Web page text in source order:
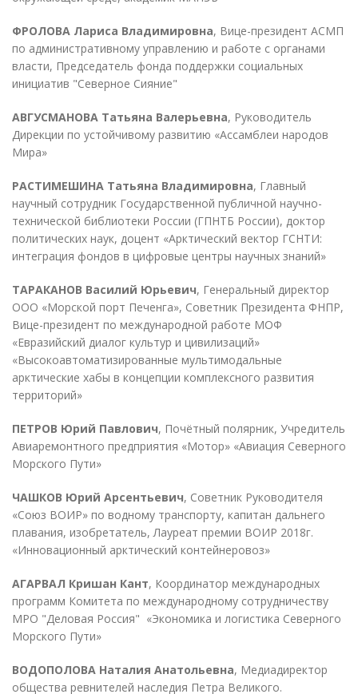
ФРОЛОВА Лариса Владимировна, Вице-президент АСМП
по административному управлению и работе с органами
власти, Председатель фонда поддержки социальных
инициатив "Северное Сияние"
АВГУСМАНОВА Татьяна Валерьевна, Руководитель
Дирекции по устойчивому развитию «Ассамблеи народов
Мира»
РАСТИМЕШИНА Татьяна Владимировна, Главный
научный сотрудник Государственной публичной научно-
технической библиотеки России (ГПНТБ России), доктор
политических наук, доцент «Арктический вектор ГСНТИ:
интеграция фондов в цифровые центры научных знаний»
ТАРАКАНОВ Василий Юрьевич, Генеральный директор
ООО «Морской порт Печенга», Советник Президента ФНПР,
Вице-президент по международной работе МОФ
«Евразийский диалог культур и цивилизаций»
«Высокоавтоматизированные мультимодальные
арктические хабы в концепции комплексного развития
территорий»
ПЕТРОВ Юрий Павлович, Почётный полярник, Учредитель
Авиаремонтного предприятия «Мотор» «Авиация Северного
Морского Пути»
ЧАШКОВ Юрий Арсентьевич, Советник Руководителя
«Союз ВОИР» по водному транспорту, капитан дальнего
плавания, изобретатель, Лауреат премии ВОИР 2018г.
«Инновационный арктический контейнеровоз»
АГАРВАЛ Кришан Кант, Координатор международных
программ Комитета по международному сотрудничеству
МРО "Деловая Россия" «Экономика и логистика Северного
Морского Пути»
ВОДОПОЛОВА Наталия Анатольевна, Медиадиректор
общества ревнителей наследия Петра Великого.